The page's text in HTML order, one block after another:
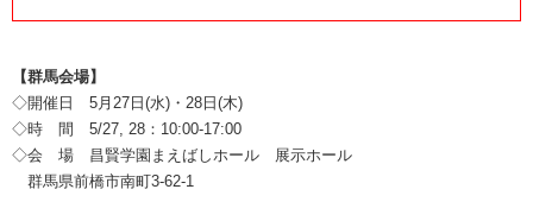
【群馬会場】
◇開催日 5月27日(水)・28日(木)
◇時 間 5/27, 28：10:00-17:00
◇会 場 昌賢学園まえばしホール 展示ホール
群馬県前橋市南町3-62-1